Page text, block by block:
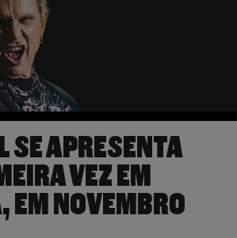
SE APRESENTA
VEZ EM
EM NOVEMBRO